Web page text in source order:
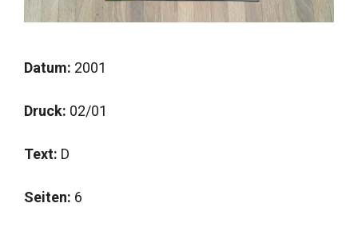
Datum: 2001
Druck: 02/01
Text: D
Seiten: 6